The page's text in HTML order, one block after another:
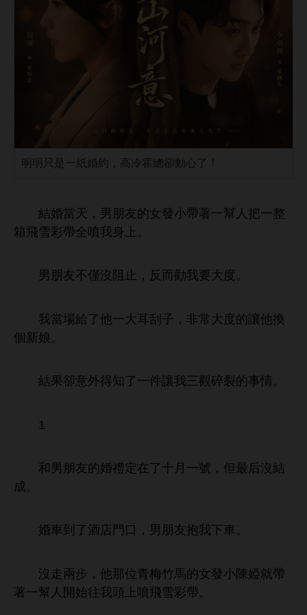
明明只是一紙婚約，高冷霍總卻動心了！
結婚當 ，男朋友 女 帶著 幫
把
箱
彩帶全噴 。
男朋友 僅沒阻止，反而勸 度。
當 刮子，非常 度 讓
換
個
娘。
結果卻 得 件讓 觀碎裂 事 。
1
男朋友 婚禮定
號，但最后沒結
成。
婚 到 酒 ，男朋友抱 。
沒 兩步， 位青梅 馬 女
陳婭就帶
著
幫 始往 噴 彩帶。